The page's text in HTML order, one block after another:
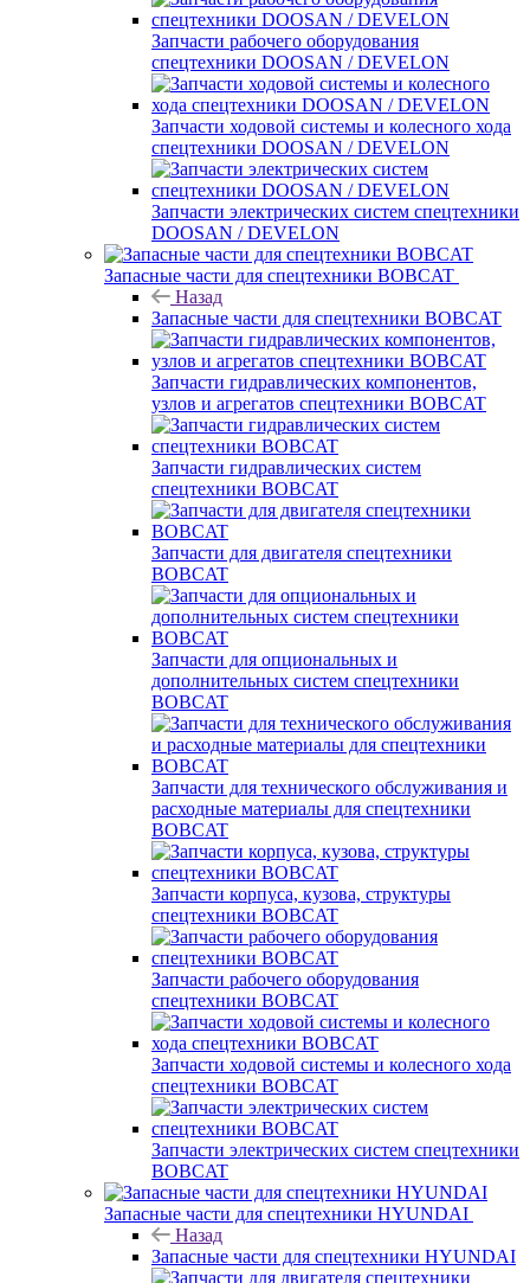
Запчасти рабочего оборудования
спецтехники DOOSAN / DEVELON
Запчасти ходовой системы и колесного хода
спецтехники DOOSAN / DEVELON
Запчасти электрических систем спецтехники
DOOSAN / DEVELON
Запасные части для спецтехники BOBCAT
Назад
Запасные части для спецтехники BOBCAT
Запчасти гидравлических компонентов,
узлов и агрегатов спецтехники BOBCAT
Запчасти гидравлических систем
спецтехники BOBCAT
Запчасти для двигателя спецтехники
BOBCAT
Запчасти для опциональных и
дополнительных систем спецтехники
BOBCAT
Запчасти для технического обслуживания и
расходные материалы для спецтехники
BOBCAT
Запчасти корпуса, кузова, структуры
спецтехники BOBCAT
Запчасти рабочего оборудования
спецтехники BOBCAT
Запчасти ходовой системы и колесного хода
спецтехники BOBCAT
Запчасти электрических систем спецтехники
BOBCAT
Запасные части для спецтехники HYUNDAI
Назад
Запасные части для спецтехники HYUNDAI